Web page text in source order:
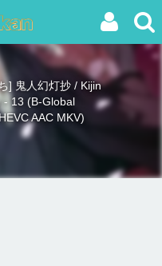
] 鬼人幻灯抄 / Kijin
- 13 (B-Global
AAC MKV)